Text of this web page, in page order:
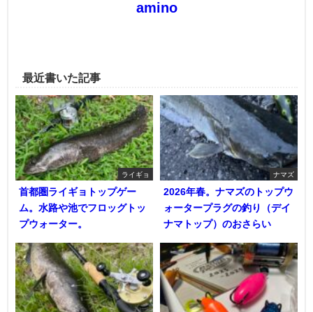
amino
最近書いた記事
ライギョ
首都圏ライギョトップゲー
ム。水路や池でフロッグトッ
プウォーター。
ナマズ
2026年春。ナマズのトップウ
ォータープラグの釣り（デイ
ナマトップ）のおさらい